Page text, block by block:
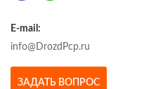
E-mail:
info@DrozdPcp.ru
ЗАДАТЬ ВОПРОС